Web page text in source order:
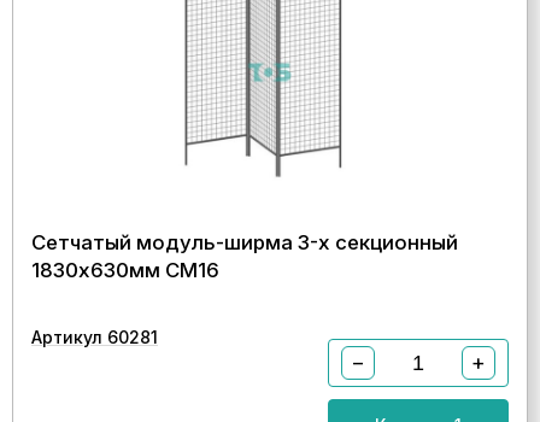
Сетчатый модуль-ширма 3-х секционный
1830х630мм СМ16
Артикул 60281
− +